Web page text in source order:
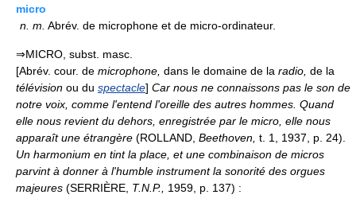
micro
n. m. Abrév. de microphone et de micro-ordinateur.
⇒MICRO, subst. masc.
[Abrév. cour. de microphone, dans le domaine de la radio, de la
télévision ou du spectacle] Car nous ne connaissons pas le son de
notre voix, comme l'entend l'oreille des autres hommes. Quand
elle nous revient du dehors, enregistrée par le micro, elle nous
apparaît une étrangère (ROLLAND, Beethoven, t. 1, 1937, p. 24).
Un harmonium en tint la place, et une combinaison de micros
parvint à donner à l'humble instrument la sonorité des orgues
majeures (SERRIÈRE, T.N.P., 1959, p. 137) :